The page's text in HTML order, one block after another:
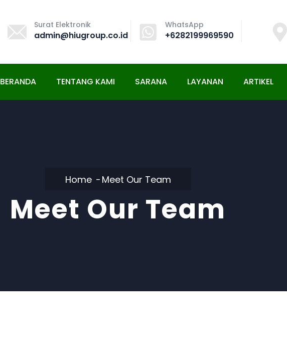
Surat Elektronik
admin@hiugroup.co.id
WhatsApp
+6282199969590
BERANDA TENTANG KAMI SARANA LAYANAN ARTIKEL
Home Meet Our Team
Meet Our Team